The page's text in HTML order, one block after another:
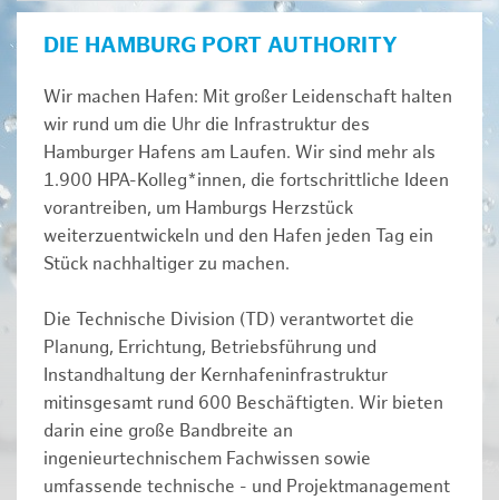
DIE HAMBURG PORT AUTHORITY
Wir machen Hafen: Mit großer Leidenschaft halten
wir rund um die Uhr die Infrastruktur des
Hamburger Hafens am Laufen. Wir sind mehr als
1.900 HPA-Kolleg*innen, die fortschrittliche Ideen
vorantreiben, um Hamburgs Herzstück
weiterzuentwickeln und den Hafen jeden Tag ein
Stück nachhaltiger zu machen.
Die Technische Division (TD) verantwortet die
Planung, Errichtung, Betriebsführung und
Instandhaltung der Kernhafeninfrastruktur
mitinsgesamt rund 600 Beschäftigten. Wir bieten
darin eine große Bandbreite an
ingenieurtechnischem Fachwissen sowie
umfassende technische - und Projektmanagement